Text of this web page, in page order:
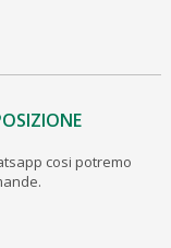
cosi potremo